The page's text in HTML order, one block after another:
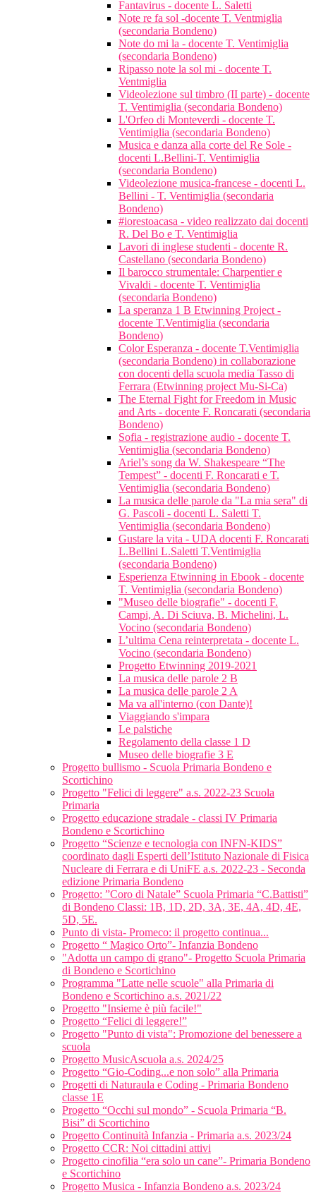
Fantavirus - docente L. Saletti
Note re fa sol -docente T. Ventmiglia
(secondaria Bondeno)
Note do mi la - docente T. Ventimiglia
(secondaria Bondeno)
Ripasso note la sol mi - docente T.
Ventmiglia
Videolezione sul timbro (II parte) - docente
T. Ventimiglia (secondaria Bondeno)
L'Orfeo di Monteverdi - docente T.
Ventimiglia (secondaria Bondeno)
Musica e danza alla corte del Re Sole -
docenti L.Bellini-T. Ventimiglia
(secondaria Bondeno)
Videolezione musica-francese - docenti L.
Bellini - T. Ventimiglia (secondaria
Bondeno)
#iorestoacasa - video realizzato dai docenti
R. Del Bo e T. Ventimiglia
Lavori di inglese studenti - docente R.
Castellano (secondaria Bondeno)
Il barocco strumentale: Charpentier e
Vivaldi - docente T. Ventimiglia
(secondaria Bondeno)
La speranza 1 B Etwinning Project -
docente T.Ventimiglia (secondaria
Bondeno)
Color Esperanza - docente T.Ventimiglia
(secondaria Bondeno) in collaborazione
con docenti della scuola media Tasso di
Ferrara (Etwinning project Mu-Si-Ca)
The Eternal Fight for Freedom in Music
and Arts - docente F. Roncarati (secondaria
Bondeno)
Sofia - registrazione audio - docente T.
Ventimiglia (secondaria Bondeno)
Ariel’s song da W. Shakespeare “The
Tempest” - docenti F. Roncarati e T.
Ventimiglia (secondaria Bondeno)
La musica delle parole da "La mia sera" di
G. Pascoli - docenti L. Saletti T.
Ventimiglia (secondaria Bondeno)
Gustare la vita - UDA docenti F. Roncarati
L.Bellini L.Saletti T.Ventimiglia
(secondaria Bondeno)
Esperienza Etwinning in Ebook - docente
T. Ventimiglia (secondaria Bondeno)
"Museo delle biografie" - docenti F.
Campi, A. Di Sciuva, B. Michelini, L.
Vocino (secondaria Bondeno)
L’ultima Cena reinterpretata - docente L.
Vocino (secondaria Bondeno)
Progetto Etwinning 2019-2021
La musica delle parole 2 B
La musica delle parole 2 A
Ma va all'interno (con Dante)!
Viaggiando s'impara
Le palstiche
Regolamento della classe 1 D
Museo delle biografie 3 E
Progetto bullismo - Scuola Primaria Bondeno e
Scortichino
Progetto "Felici di leggere" a.s. 2022-23 Scuola
Primaria
Progetto educazione stradale - classi IV Primaria
Bondeno e Scortichino
Progetto “Scienze e tecnologia con INFN-KIDS”
coordinato dagli Esperti dell’Istituto Nazionale di Fisica
Nucleare di Ferrara e di UniFE a.s. 2022-23 - Seconda
edizione Primaria Bondeno
Progetto: ”Coro di Natale” Scuola Primaria “C.Battisti”
di Bondeno Classi: 1B, 1D, 2D, 3A, 3E, 4A, 4D, 4E,
5D, 5E.
Punto di vista- Promeco: il progetto continua...
Progetto “ Magico Orto”- Infanzia Bondeno
"Adotta un campo di grano"- Progetto Scuola Primaria
di Bondeno e Scortichino
Programma "Latte nelle scuole" alla Primaria di
Bondeno e Scortichino a.s. 2021/22
Progetto "Insieme è più facile!"
Progetto “Felici di leggere!”
Progetto "Punto di vista": Promozione del benessere a
scuola
Progetto MusicAscuola a.s. 2024/25
Progetto “Gio-Coding...e non solo” alla Primaria
Progetti di Naturaula e Coding - Primaria Bondeno
classe 1E
Progetto “Occhi sul mondo” - Scuola Primaria “B.
Bisi” di Scortichino
Progetto Continuità Infanzia - Primaria a.s. 2023/24
Progetto CCR: Noi cittadini attivi
Progetto cinofilia “era solo un cane”- Primaria Bondeno
e Scortichino
Progetto Musica - Infanzia Bondeno a.s. 2023/24